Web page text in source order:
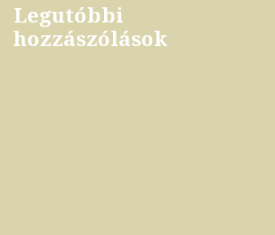
Legutóbbi
hozzászólások